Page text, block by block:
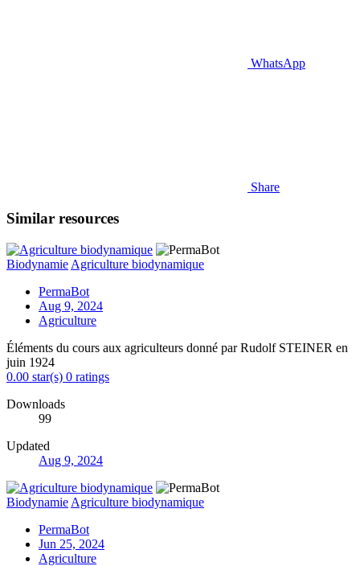
WhatsApp
Share
Similar resources
Biodynamie Agriculture biodynamique
PermaBot
Aug 9, 2024
Agriculture
Éléments du cours aux agriculteurs donné par Rudolf STEINER en
juin 1924
0.00 star(s) 0 ratings
Downloads
99
Updated
Aug 9, 2024
Biodynamie Agriculture biodynamique
PermaBot
Jun 25, 2024
Agriculture